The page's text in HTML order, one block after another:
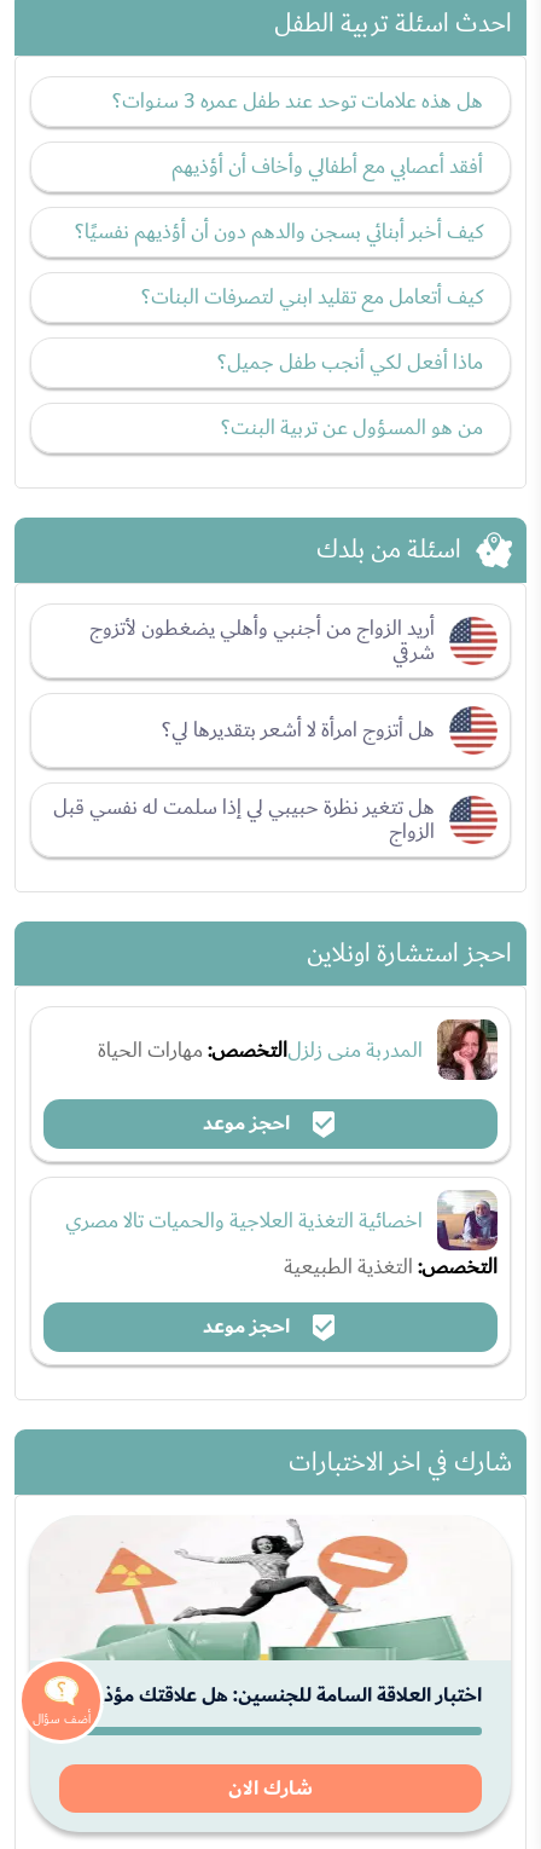
احدث اسئلة تربية الطفل
هل هذه علامات توحد عند طفل عمره 3 سنوات؟
أفقد أعصابي مع أطفالي وأخاف أن أؤذيهم
كيف أخبر أبنائي بسجن والدهم دون أن أؤذيهم نفسيًا؟
كيف أتعامل مع تقليد ابني لتصرفات البنات؟
ماذا أفعل لكي أنجب طفل جميل؟
من هو المسؤول عن تربية البنت؟
اسئلة من بلدك
أريد الزواج من أجنبي وأهلي يضغطون لأتزوج
شرقي
هل أتزوج امرأة لا أشعر بتقديرها لي؟
هل تتغير نظرة حبيبي لي إذا سلمت له نفسي قبل
الزواج
احجز استشارة اونلاين
المدربة منى زلزلالتخصص:مهارات الحياة
احجز موعد
اخصائية التغذية العلاجية والحميات تالا مصري
التخصص:التغذية الطبيعية
احجز موعد
شارك في اخر الاختبارات
اختبار العلاقة السامة للجنسين: هل علاقتك مؤذية!
شارك الان